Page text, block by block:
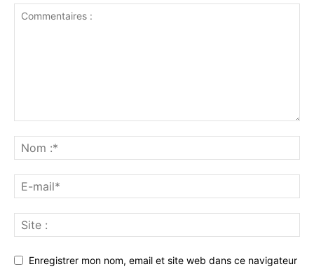
Enregistrer mon nom, email et site web dans ce navigateur